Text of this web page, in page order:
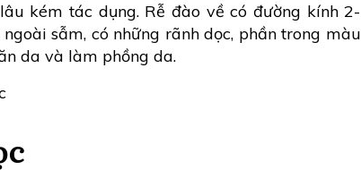
kém tác dụng. Rễ đào về có đường kính 2-
sẫm, có những rãnh dọc, phần trong màu
da và làm phồng da.